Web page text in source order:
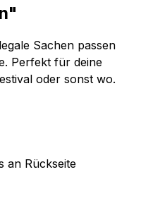
Sachen passen
Perfekt für deine
oder sonst wo.
an Rückseite